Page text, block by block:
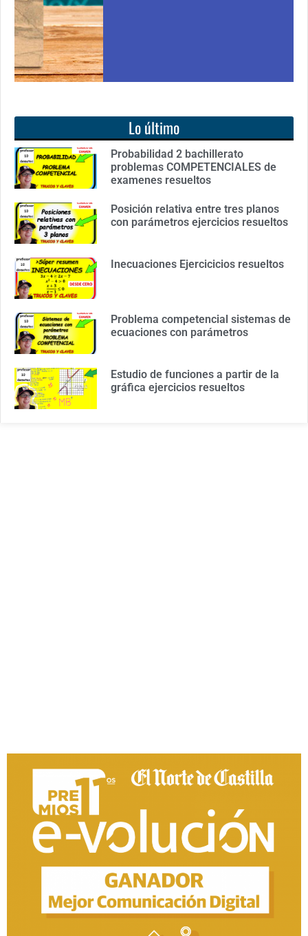
Lo último
Probabilidad 2 bachillerato
problemas COMPETENCIALES de
examenes resueltos
Posición relativa entre tres planos
con parámetros ejercicios resueltos
Inecuaciones Ejercicicios resueltos
Problema competencial sistemas de
ecuaciones con parámetros
Estudio de funciones a partir de la
gráfica ejercicios resueltos